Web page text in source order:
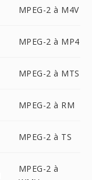
MPEG-2 à M4V
MPEG-2 à MP4
MPEG-2 à MTS
MPEG-2 à RM
MPEG-2 à TS
MPEG-2 à